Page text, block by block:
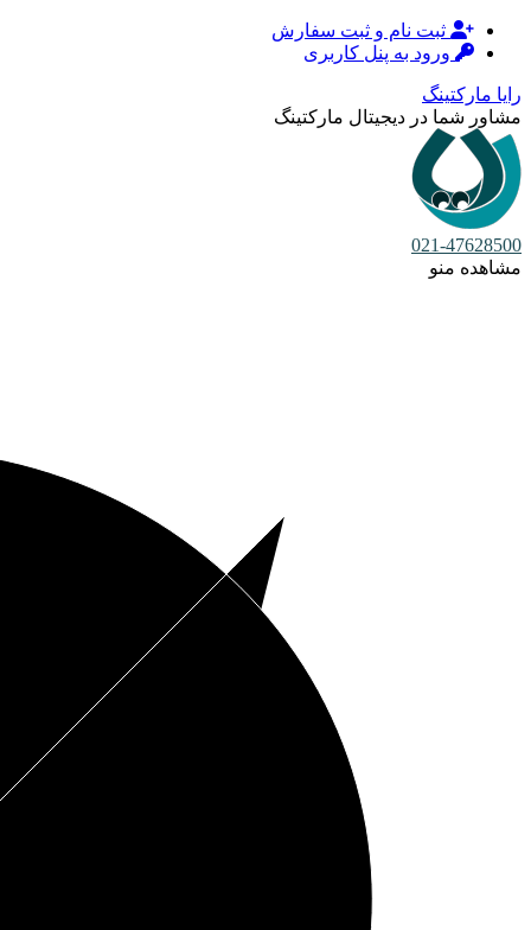
ثبت نام و ثبت سفارش
ورود به پنل کاربری
رایا مارکتینگ
مشاور شما در دیجیتال مارکتینگ
021-47628500
مشاهده منو